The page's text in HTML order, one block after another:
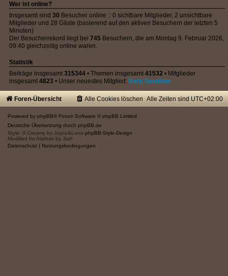
Wer ist online?
Insgesamt sind 30 Besucher online :: 0 sichtbare Mitglieder, 2 unsichtbare
Mitglieder und 28 Gäste (basierend auf den aktiven Besuchern der letzten 5
Minuten)
Der Besucherrekord liegt bei 745 Besuchern, die am Montag 9. Februar 2026,
09:40 gleichzeitig online waren.
Statistik
Beiträge insgesamt 315344 • Themen insgesamt 41532 • Mitglieder
insgesamt 4823 • Unser neuestes Mitglied: Bettj Sandildar
Foren-Übersicht Alle Zeiten sind UTC+02:00
Alle Cookies löschen
Powered by phpBB® Forum Software © phpBB Limited
Deutsche Übersetzung durch phpBB.de
Style: X-Creamy by Joyce&Luna phpBB-Style-Design
Modified for Alathair by Jael
Datenschutz | Nutzungsbedingungen